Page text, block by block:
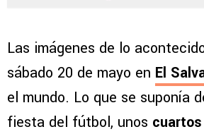
Las imágenes de lo
sábado 20 de mayo en El
el mundo. Lo que se suponía
fiesta del fútbol, unos